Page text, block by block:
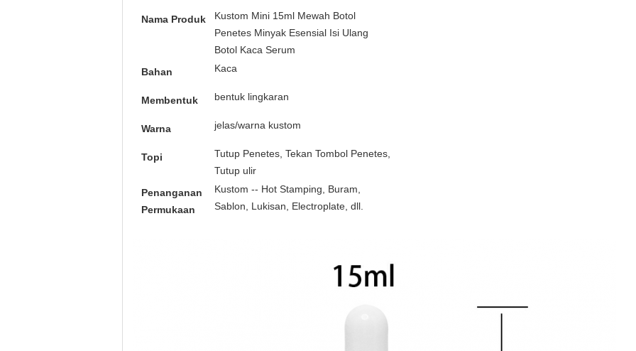
Nama Produk
Kustom Mini 15ml Mewah Botol
Penetes Minyak Esensial Isi Ulang
Botol Kaca Serum
Bahan
Kaca
Membentuk bentuk lingkaran
Warna jelas/warna kustom
Topi
Tutup Penetes, Tekan Tombol Penetes,
Tutup ulir
Penanganan
Permukaan
Kustom -- Hot Stamping, Buram,
Sablon, Lukisan, Electroplate, dll.